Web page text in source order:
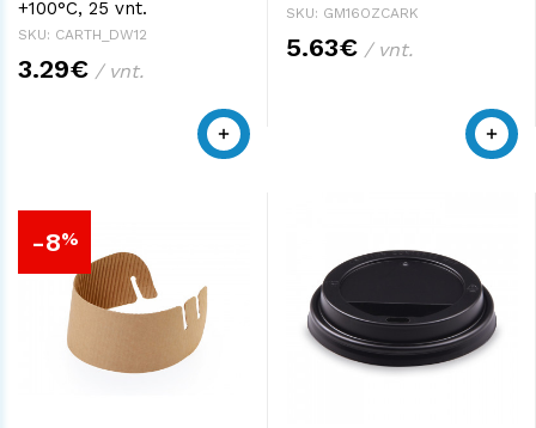
+100°C, 25 vnt.
SKU: CARTH_DW12
3.29€ / vnt.
SKU: GM16OZCARK
5.63€ / vnt.
-8%